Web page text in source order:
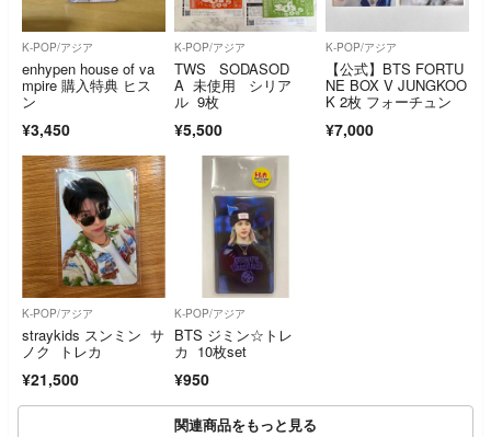
K-POP/アジア
enhypen house of va
mpire 購入特典 ヒス
ン
¥3,450
K-POP/アジア
TWS SODASOD
A 未使用 シリア
ル 9枚
¥5,500
K-POP/アジア
【公式】BTS FORTU
NE BOX V JUNGKOO
K 2枚 フォーチュン
¥7,000
K-POP/アジア
straykids スンミン サ
ノク トレカ
¥21,500
K-POP/アジア
BTS ジミン☆トレ
カ 10枚set
¥950
関連商品をもっと見る